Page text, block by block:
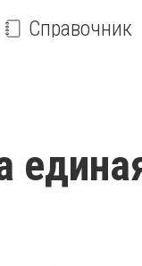
Справочник